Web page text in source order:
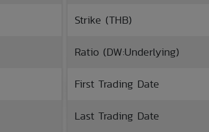
Strike (THB)
Ratio (DW:Underlying)
First Trading Date
Last Trading Date